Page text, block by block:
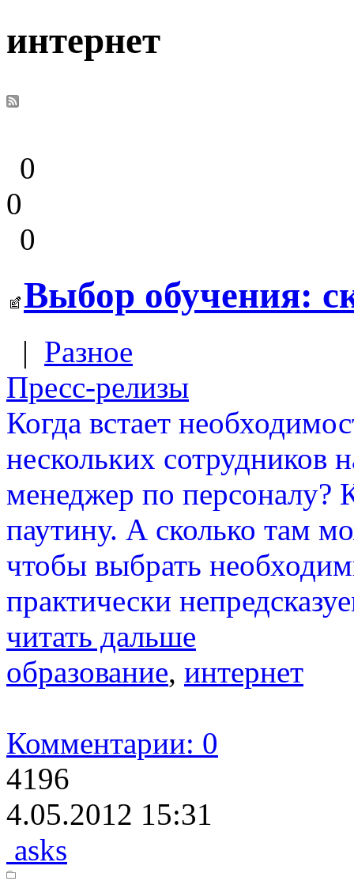
интернет
0
0
0
Выбор обучения:
| Разное
Пресс-релизы
Когда встает
нескольких сотрудников
менеджер по персоналу?
паутину. А сколько там
чтобы выбрать
практически
читать дальше
образование, интернет
Комментарии: 0
4196
4.05.2012 15:31
asks